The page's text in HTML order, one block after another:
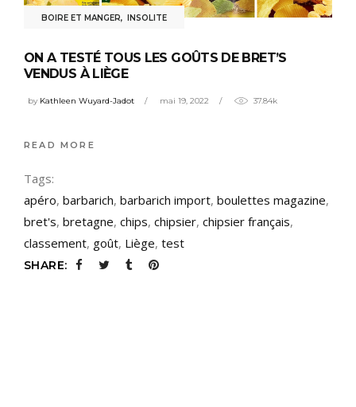
BOIRE ET MANGER, INSOLITE
ON A TESTÉ TOUS LES GOÛTS DE BRET’S
VENDUS À LIÈGE
by Kathleen Wuyard-Jadot mai 19, 2022 37.84k
READ MORE
Tags:
apéro, barbarich, barbarich import, boulettes magazine,
bret's, bretagne, chips, chipsier, chipsier français,
classement, goût, Liège, test
SHARE: